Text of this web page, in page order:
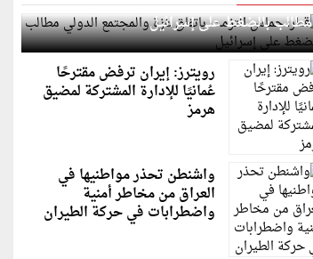
مطالب بالضغط على إسرائيل
رويترز: إيران ترفض مقترحًا
عُمانيًا للإدارة المشتركة لمضيق
هرمز
واشنطن تحذر مواطنيها في
العراق من مخاطر أمنية
واضطرابات في حركة الطيران